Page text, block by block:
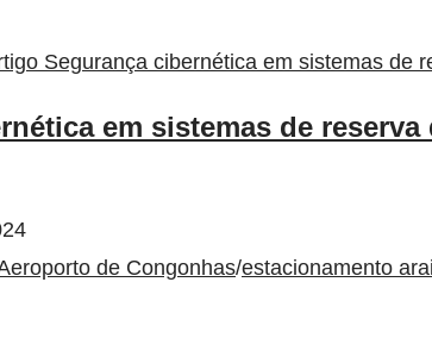
em sistemas de
de Congonhas/estacionamento